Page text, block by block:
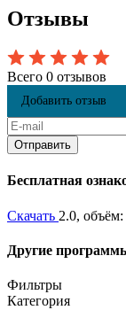
Отзывы
Всего 0 отзывов
Добавить отзыв
Бесплатная
Скачать 2.0,
Другие
Фильтры
Категория